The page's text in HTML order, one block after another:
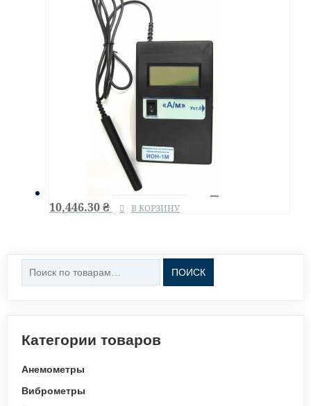
10,446.30₴ В КОРЗИНУ
Искать:
ПОИСК
Категории товаров
Анемометры
Виброметры